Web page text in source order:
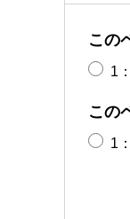
この
1
この
1